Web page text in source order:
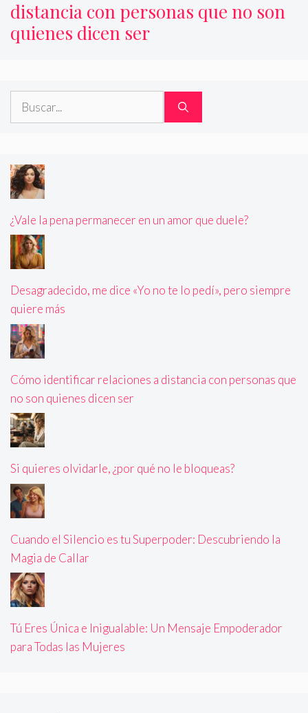
distancia con personas que no son
quienes dicen ser
Buscar:
¿Vale la pena permanecer en un amor que duele?
Desagradecido, me dice «Yo no te lo pedí», pero siempre
quiere más
Cómo identificar relaciones a distancia con personas que
no son quienes dicen ser
Si quieres olvidarle, ¿por qué no le bloqueas?
Cuando el Silencio es tu Superpoder: Descubriendo la
Magia de Callar
Tú Eres Única e Inigualable: Un Mensaje Empoderador
para Todas las Mujeres